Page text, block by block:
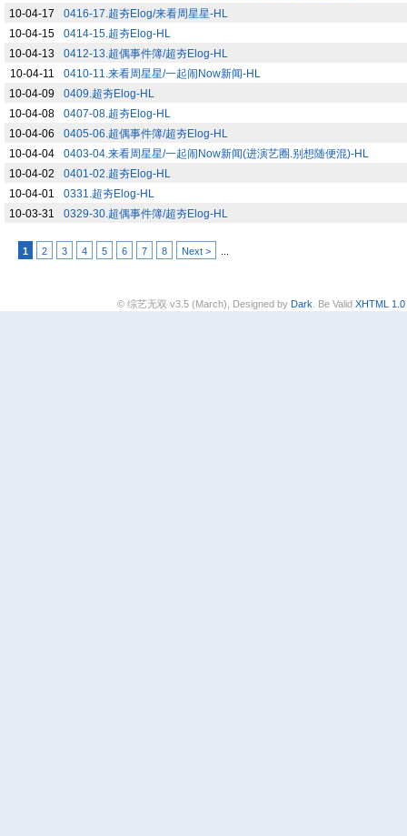
10-04-17
0416-17.超夯Elog/来看周星星-HL
10-04-15
0414-15.超夯Elog-HL
10-04-13
0412-13.超偶事件簿/超夯Elog-HL
10-04-11
0410-11.来看周星星/一起闹Now新闻-HL
10-04-09
0409.超夯Elog-HL
10-04-08
0407-08.超夯Elog-HL
10-04-06
0405-06.超偶事件簿/超夯Elog-HL
10-04-04
0403-04.来看周星星/一起闹Now新闻(进演艺圈.别想随便混)-HL
10-04-02
0401-02.超夯Elog-HL
10-04-01
0331.超夯Elog-HL
10-03-31
0329-30.超偶事件簿/超夯Elog-HL
1 2 3 4 5 6 7 8 Next >
© 综艺无双 v3.5 (March), Designed by Dark . Be Valid XHTML